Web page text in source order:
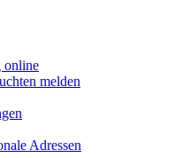
online
melden
Adressen